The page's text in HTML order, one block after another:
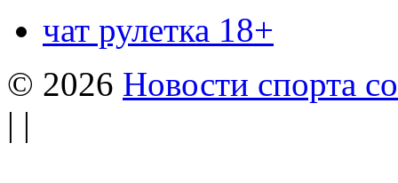
чат рулетка 18+
© 2026 Новости спорта
| |